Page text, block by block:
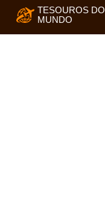
TESOUROS DO
MUNDO